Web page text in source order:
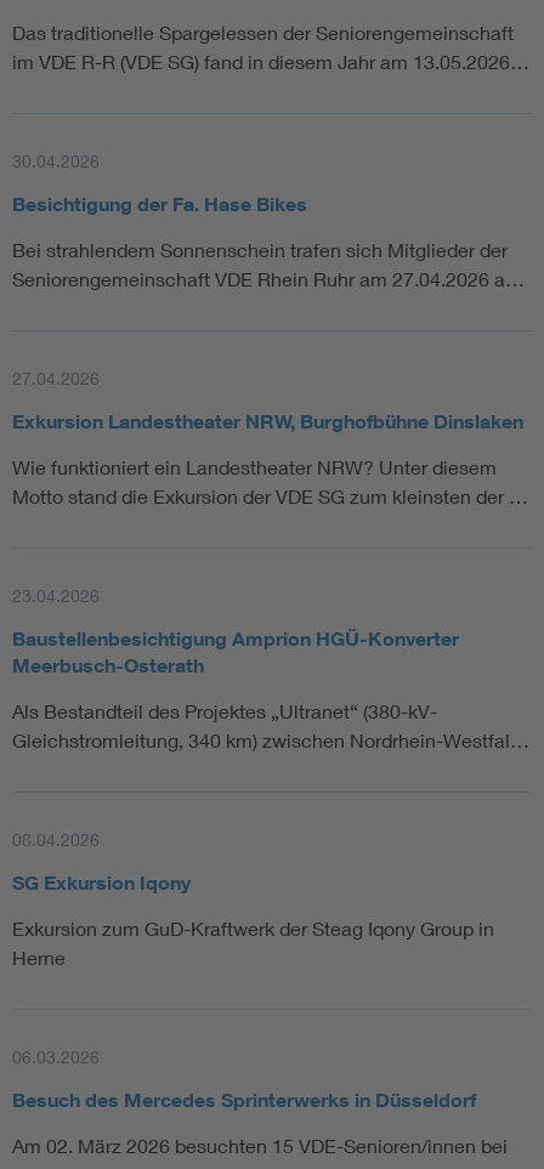
Das traditionelle Spargelessen der Seniorengemeinschaft
im VDE R-R (VDE SG) fand in diesem Jahr am 13.05.2026…
30.04.2026
Besichtigung der Fa. Hase Bikes
Bei strahlendem Sonnenschein trafen sich Mitglieder der
Seniorengemeinschaft VDE Rhein Ruhr am 27.04.2026 a…
27.04.2026
Exkursion Landestheater NRW, Burghofbühne Dinslaken
Wie funktioniert ein Landestheater NRW? Unter diesem
Motto stand die Exkursion der VDE SG zum kleinsten der …
23.04.2026
Baustellenbesichtigung Amprion HGÜ-Konverter
Meerbusch-Osterath
Als Bestandteil des Projektes „Ultranet“ (380-kV-
Gleichstromleitung, 340 km) zwischen Nordrhein-Westfal…
08.04.2026
SG Exkursion Iqony
Exkursion zum GuD-Kraftwerk der Steag Iqony Group in
Herne
06.03.2026
Besuch des Mercedes Sprinterwerks in Düsseldorf
Am 02. März 2026 besuchten 15 VDE-Senioren/innen bei